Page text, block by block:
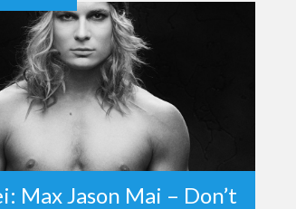
Max Jason Mai – Don’t